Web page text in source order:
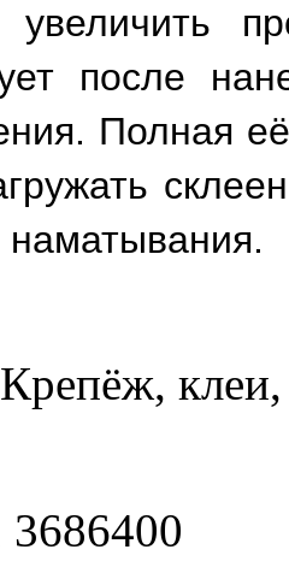
увеличить
после
Полная
клеи,